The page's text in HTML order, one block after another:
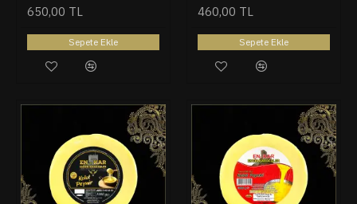
650,00 TL
Sepete Ekle
460,00 TL
Sepete Ekle